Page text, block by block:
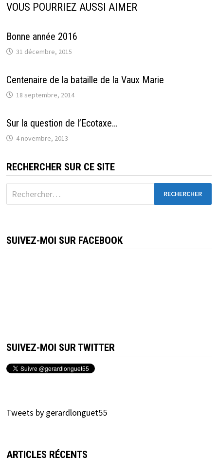
VOUS POURRIEZ AUSSI AIMER
Bonne année 2016
31 décembre, 2015
Centenaire de la bataille de la Vaux Marie
18 septembre, 2014
Sur la question de l’Ecotaxe…
4 novembre, 2013
RECHERCHER SUR CE SITE
Rechercher :
SUIVEZ-MOI SUR FACEBOOK
SUIVEZ-MOI SUR TWITTER
Tweets by gerardlonguet55
ARTICLES RÉCENTS